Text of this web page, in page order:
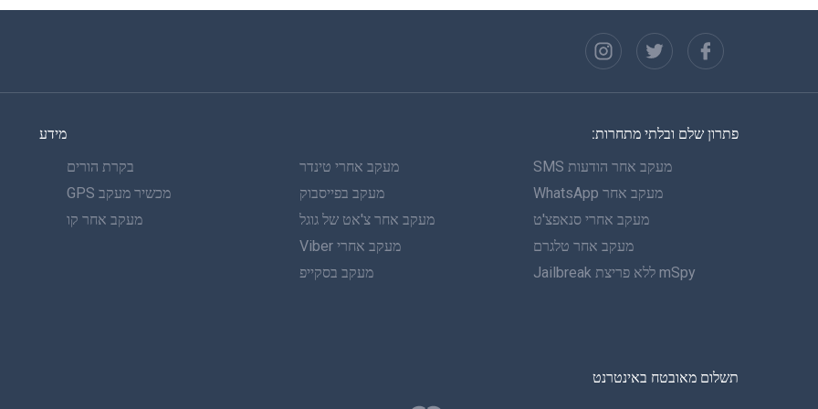
פתרון שלם ובלתי מתחרות:
מעקב אחר הודעות SMS
מעקב אחר WhatsApp
מעקב אחרי סנאפצ'ט
מעקב אחר טלגרם
mSpy ללא פריצת Jailbreak
מעקב אחרי טינדר
מעקב בפייסבוק
מעקב אחר צ'אט של גוגל
מעקב אחרי Viber
מעקב בסקייפ
בקרת הורים
מכשיר מעקב GPS
מעקב אחר קו
מידע
תשלום מאובטח באינטרנט